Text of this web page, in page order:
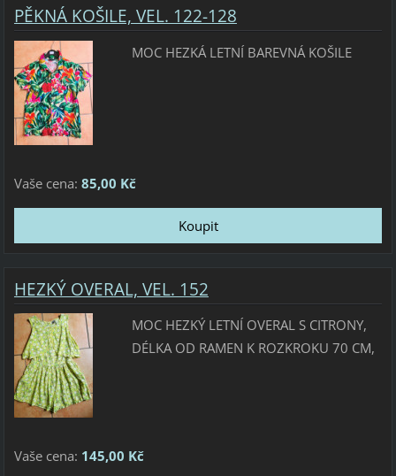
PĚKNÁ KOŠILE, VEL. 122-128
MOC HEZKÁ LETNÍ BAREVNÁ KOŠILE
Vaše cena: 85,00 Kč
HEZKÝ OVERAL, VEL. 152
MOC HEZKÝ LETNÍ OVERAL S CITRONY,
DÉLKA OD RAMEN K ROZKROKU 70 CM,
Vaše cena: 145,00 Kč